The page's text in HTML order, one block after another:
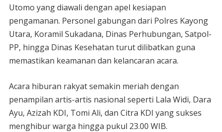
Utomo yang diawali dengan apel kesiapan
pengamanan. Personel gabungan dari Polres Kayong
Utara, Koramil Sukadana, Dinas Perhubungan, Satpol-
PP, hingga Dinas Kesehatan turut dilibatkan guna
memastikan keamanan dan kelancaran acara.
Acara hiburan rakyat semakin meriah dengan
penampilan artis-artis nasional seperti Lala Widi, Dara
Ayu, Azizah KDI, Tomi Ali, dan Citra KDI yang sukses
menghibur warga hingga pukul 23.00 WIB.